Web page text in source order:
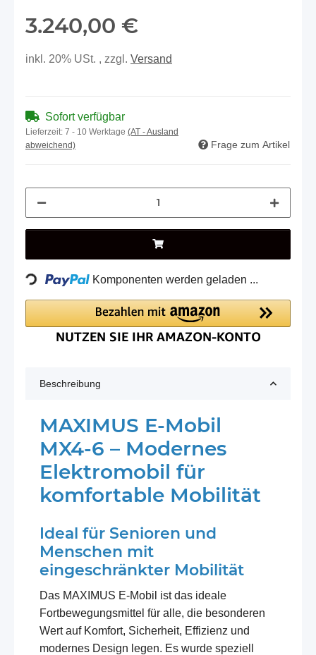
3.240,00 €
inkl. 20% USt. , zzgl. Versand
Sofort verfügbar
Lieferzeit: 7 - 10 Werktage (AT - Ausland
abweichend)
Frage zum Artikel
Komponenten werden geladen ...
Beschreibung
MAXIMUS E-Mobil
MX4-6 – Modernes
Elektromobil für
komfortable Mobilität
Ideal für Senioren und
Menschen mit
eingeschränkter Mobilität
Das MAXIMUS E-Mobil ist das ideale
Fortbewegungsmittel für alle, die besonderen
Wert auf Komfort, Sicherheit, Effizienz und
modernes Design legen. Es wurde speziell